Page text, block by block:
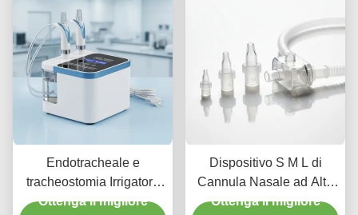
Endotracheale e
tracheostomia Irrigatore
nasale elettrico periodo di
Ottenga il migliore
Dispositivo S M L di
Cannula Nasale ad Alto
Flusso Progettato per
Ottenga il migliore